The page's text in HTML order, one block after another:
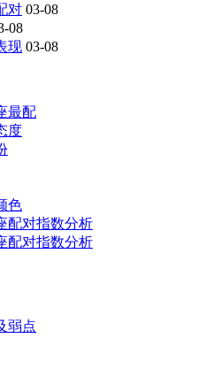
对 03-08
08
现 03-08
最配
度
色
配对指数分析
配对指数分析
弱点